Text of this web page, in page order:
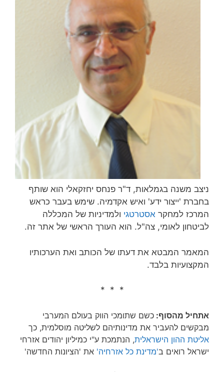
ניצב משנה בגמלאות, ד"ר פנחס יחזקאלי הוא שותף
בחברת 'ייצור ידע' ואיש אקדמיה. שימש בעבר כראש
המרכז למחקר אסטרטגי ולמדיניות של המכללה
לביטחון לאומי, צה"ל. הוא העורך הראשי של אתר זה.
המאמר המבטא את דעתו של הכותב ואת הערכותיו
המקצועיות בלבד.
* * *
אתחיל מהסוף: כשם שתומכי הווק בעולם המערבי
מבקשים להעביר את מדינותיהם לשליטה מוסלמית, כך
אליטת ההון הישראלית, הנתמכת ע"י כמיליון יהודים אזרחי
ישראל רואים ב'מדינת כל אזרחיה' את 'הציונות החדשה'